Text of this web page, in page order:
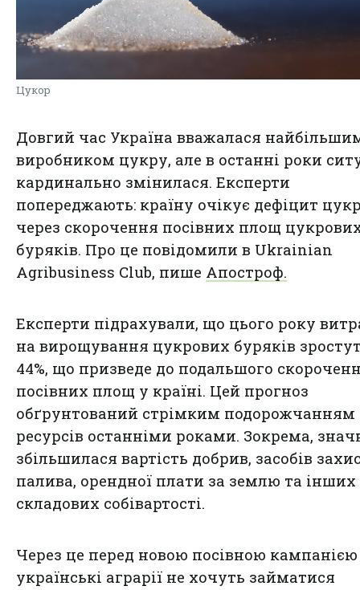
Цукор
Довгий час Україна вважалася
виробником цукру, але в останні роки
кардинально змінилася. Експерти
попереджають: країну очікує дефіцит
через скорочення посівних площ
буряків. Про це повідомили в Ukrainian
Agribusiness Club, пише Апостроф.
Експерти підрахували, що цього року
на вирощування цукрових буряків
44%, що призведе до подальшого
посівних площ у країні. Цей прогноз
обґрунтований стрімким подорожчанням
ресурсів останніми роками. Зокрема,
збільшилася вартість добрив, засобів
палива, орендної плати за землю та інших
складових собівартості.
Через це перед новою посівною кампанією
українські аграрії не хочуть займатися